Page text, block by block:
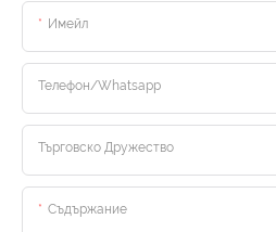
Имейл
Телефон/whatsapp
Търговско Дружество
Съдържание